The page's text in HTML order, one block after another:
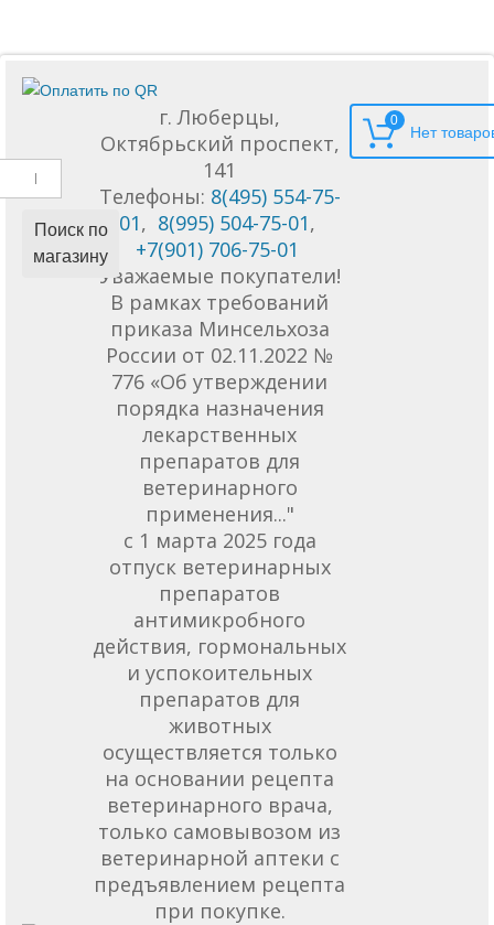
Поиск по
магазину
г. Люберцы,
Октябрьский проспект,
141
Телефоны: 8(495) 554-75-
01, 8(995) 504-75-01,
+7(901) 706-75-01
Уважаемые покупатели!
В рамках требований
приказа Минсельхоза
России от 02.11.2022 №
776 «Об утверждении
порядка назначения
лекарственных
препаратов для
ветеринарного
применения..."
с 1 марта 2025 года
отпуск ветеринарных
препаратов
антимикробного
действия, гормональных
и успокоительных
препаратов для
животных
осуществляется только
на основании рецепта
ветеринарного врача,
только самовывозом из
ветеринарной аптеки с
предъявлением рецепта
при покупке.
0